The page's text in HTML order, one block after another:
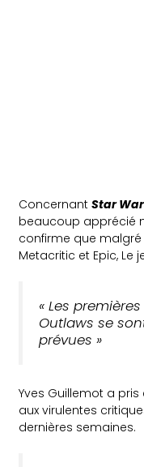
ConcernantStar
beaucoup apprécié
confirme que
Metacritic et Epic, Le
« Les
Outlaws se
prévues »
Yves Guillemot a
aux virulentes
dernières semaines.